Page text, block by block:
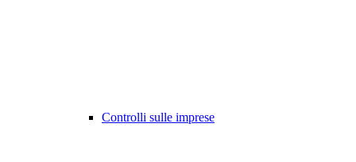
Controlli sulle imprese